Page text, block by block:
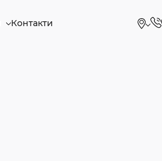
Контакти